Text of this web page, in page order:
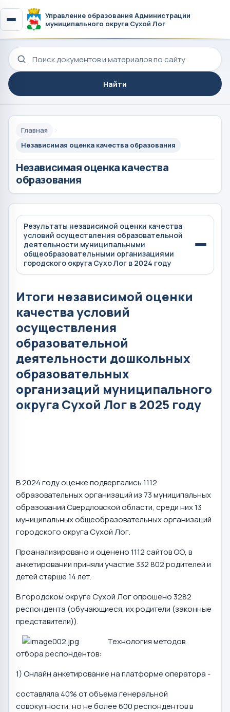
Управление образования Администрации
муниципального округа Сухой Лог
Поиск по сайту
Найти
Главная
Независимая оценка качества образования
Независимая оценка качества
образования
Результаты независимой оценки качества
условий осуществления образовательной
деятельности муниципальными
общеобразовательными организациями
городского округа Сухо Лог в 2024 году
Итоги независимой оценки
качества условий
осуществления
образовательной
деятельности дошкольных
образовательных
организаций муниципального
округа Сухой Лог в 2025 году
В 2024 году оценке подвергались 1112
образовательных организаций из 73 муниципальных
образований Свердловской области, среди них 13
муниципальных общеобразовательных организаций
городского округа Сухой Лог.
Проанализировано и оценено 1112 сайтов ОО, в
анкетировании приняли участие 332 802 родителей и
детей старше 14 лет.
В городском округе Сухой Лог опрошено 3282
респондента (обучающиеся, их родители (законные
представители)).
Технология методов
отбора респондентов:
1) Онлайн анкетирование на платформе оператора -
составляла 40% от объема генеральной
совокупности, но не более 600 респондентов в